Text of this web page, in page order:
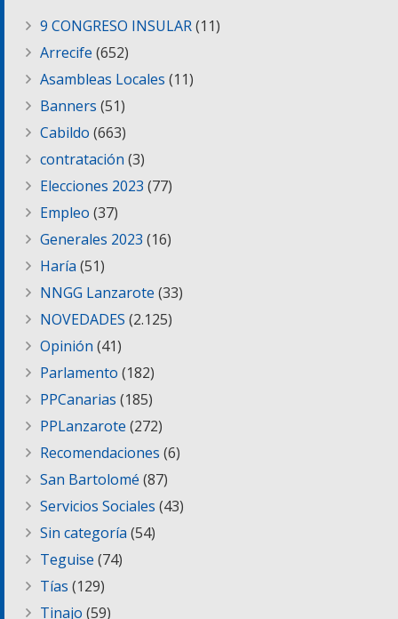
9 CONGRESO INSULAR(11)
Arrecife (652)
Asambleas Locales (11)
Banners (51)
Cabildo (663)
contratación (3)
Elecciones 2023 (77)
Empleo (37)
Generales 2023 (16)
Haría (51)
NNGG Lanzarote (33)
NOVEDADES (2.125)
Opinión (41)
Parlamento (182)
PPCanarias (185)
PPLanzarote (272)
Recomendaciones (6)
San Bartolomé (87)
Servicios Sociales (43)
Sin categoría (54)
Teguise (74)
Tías (129)
Tinajo (59)